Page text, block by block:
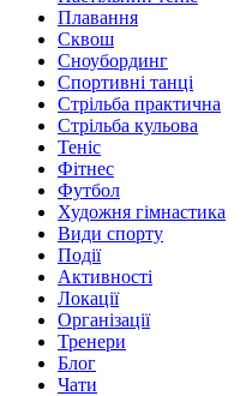
Плавання
Сквош
Сноубординг
Спортивні танці
Стрільба практична
Стрільба кульова
Теніс
Фітнес
Футбол
Художня гімнастика
Види спорту
Події
Активності
Локації
Організації
Тренери
Блог
Чати